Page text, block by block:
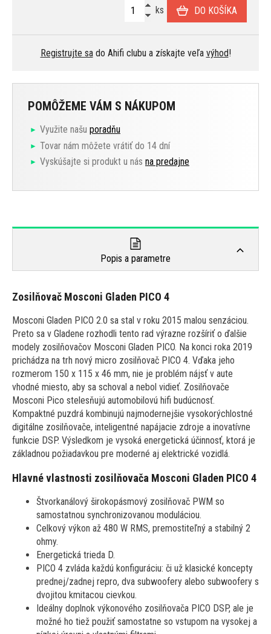
ks DO KOŠÍKA
Registrujte sado Ahifi clubu a získajte veľa výhod!
POMÔŽEME VÁM S NÁKUPOM
Využite našu poradňu
Tovar nám môžete vrátiť do 14 dní
Vyskúšajte si produkt u nás na predajne
Popis a parametre
Zosilňovač Mosconi Gladen PICO 4
Mosconi Gladen PICO 2.0 sa stal v roku 2015 malou senzáciou.
Preto sa v Gladene rozhodli tento rad výrazne rozšíriť o ďalšie
modely zosilňovačov Mosconi Gladen PICO. Na konci roka 2019
prichádza na trh nový micro zosilňovač PICO 4. Vďaka jeho
rozmerom 150 x 115 x 46 mm, nie je problém nájsť v aute
vhodné miesto, aby sa schoval a nebol vidieť. Zosilňovače
Mosconi Pico stelesňujú automobilovú hifi budúcnosť.
Kompaktné puzdrá kombinujú najmodernejšie vysokorýchlostné
digitálne zosilňovače, inteligentné napájacie zdroje a inovatívne
funkcie DSP. Výsledkom je vysoká energetická účinnosť, ktorá je
základnou požiadavkou pre moderné aj elektrické vozidlá.
Hlavné vlastnosti zosilňovača Mosconi Gladen PICO 4
Štvorkanálový širokopásmový zosilňovač PWM so
samostatnou synchronizovanou moduláciou.
Celkový výkon až 480 W RMS, premostiteľný a stabilný 2
ohmy.
Energetická trieda D.
PICO 4 zvláda každú konfiguráciu: či už klasické koncepty
prednej/zadnej repro, dva subwoofery alebo subwoofery s
dvojitou kmitacou cievkou.
Ideálny doplnok výkonového zosilňovača PICO DSP, ale je
možné ho tiež použiť samostatne so vstupom na vysokej a